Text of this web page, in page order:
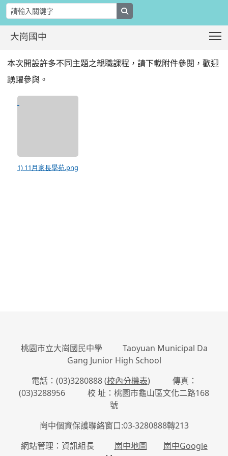
大崗國中
桃園市家庭教育中心11月份家長學苑
本次開設許多不同主題之親職課程，請下載附件參閱，歡迎
踴躍參與。
1) 11月家長學苑.png
桃園市立大崗國民中學 Taoyuan Municipal Da
Gang Junior High School
電話：(03)3280888 (校內分機表) 傳真：
(03)3288956 校 址：桃園市龜山區文化二路168
號
崗中個資保護聯絡窗口:03-3280888轉213
網站管理：資訊組長 崗中地圖
崗中Google